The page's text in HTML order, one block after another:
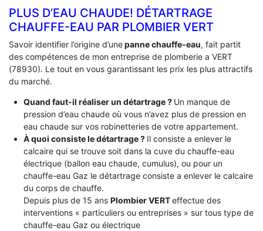
PLUS D’EAU CHAUDE! DÉTARTRAGE
CHAUFFE-EAU PAR PLOMBIER VERT
Savoir identifier l’origine d’unepanne chauffe-eau, fait partit
des compétences de mon entreprise de plomberie a VERT
(78930). Le tout en vous garantissant les prix les plus attractifs
du marché.
Quand faut-il réaliser un détartrage ? Un manque de
pression d’eau chaude où vous n’avez plus de pression en
eau chaude sur vos robinetteries de votre appartement.
À quoi consiste le détartrage ? Il consiste a enlever le
calcaire qui se trouve soit dans la cuve du chauffe-eau
électrique (ballon eau chaude, cumulus), ou pour un
chauffe-eau Gaz le détartrage consiste a enlever le calcaire
du corps de chauffe.
Depuis plus de 15 ans Plombier VERTeffectue des
interventions « particuliers ou entreprises » sur tous type de
chauffe-eau Gaz ou électrique